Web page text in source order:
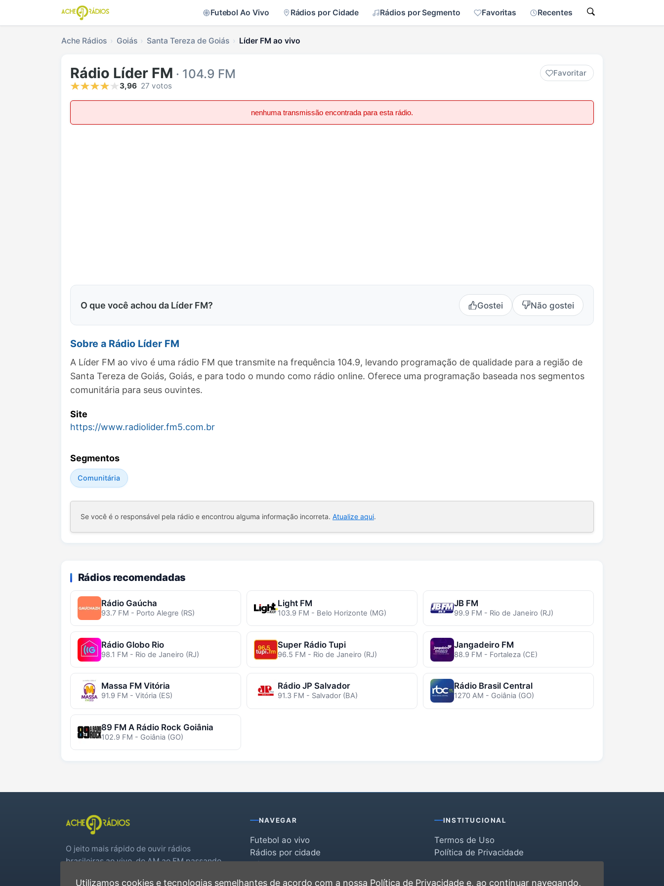
Futebol Ao Vivo Rádios por Cidade Rádios por Segmento Favoritas Recentes
Ache Rádios Goiás Santa Tereza de Goiás Líder FM ao vivo
Rádio Líder FM · 104.9 FM
Favoritar
3,96 27 votos
nenhuma transmissão encontrada para esta rádio.
O que você achou da Líder FM? Gostei Não gostei
Sobre a Rádio Líder FM
A Líder FM ao vivo é uma rádio FM que transmite na frequência 104.9, levando programação de qualidade para a região de
Santa Tereza de Goiás, Goiás, e para todo o mundo como rádio online. Oferece uma programação baseada nos segmentos
comunitária para seus ouvintes.
Site
https://www.radiolider.fm5.com.br
Segmentos
Comunitária
Se você é o responsável pela rádio e encontrou alguma informação incorreta. Atualize aqui.
Rádios recomendadas
Rádio Gaúcha
93.7 FM - Porto Alegre (RS)
Light FM
103.9 FM - Belo Horizonte (MG)
JB FM
99.9 FM - Rio de Janeiro (RJ)
Rádio Globo Rio
98.1 FM - Rio de Janeiro (RJ)
Super Rádio Tupi
96.5 FM - Rio de Janeiro (RJ)
Jangadeiro FM
88.9 FM - Fortaleza (CE)
Massa FM Vitória
91.9 FM - Vitória (ES)
Rádio JP Salvador
91.3 FM - Salvador (BA)
Rádio Brasil Central
1270 AM - Goiânia (GO)
89 FM A Rádio Rock Goiânia
102.9 FM - Goiânia (GO)
O jeito mais rápido de ouvir rádios
brasileiras ao vivo, do AM ao FM passando
NAVEGAR
Futebol ao vivo
Rádios por cidade
Favoritas
INSTITUCIONAL
Termos de Uso
Política de Privacidade
Contato
Utilizamos cookies e tecnologias semelhantes de acordo com a nossa Política de Privacidadee, ao continuar navegando,